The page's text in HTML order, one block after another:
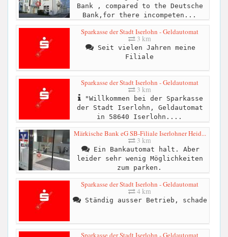
Bank , compared to the Deutsche
Bank,for there incompeten...
Sparkasse der Stadt Iserlohn - Geldautomat
3 km
Seit vielen Jahren meine
Filiale
Sparkasse der Stadt Iserlohn - Geldautomat
3 km
"Willkommen bei der Sparkasse
der Stadt Iserlohn, Geldautomat
in 58640 Iserlohn....
Märkische Bank eG SB-Filiale Iserlohner Heid...
3 km
Ein Bankautomat halt. Aber
leider sehr wenig Möglichkeiten
zum parken.
Sparkasse der Stadt Iserlohn - Geldautomat
4 km
Ständig ausser Betrieb, schade
Sparkasse der Stadt Iserlohn - Geldautomat